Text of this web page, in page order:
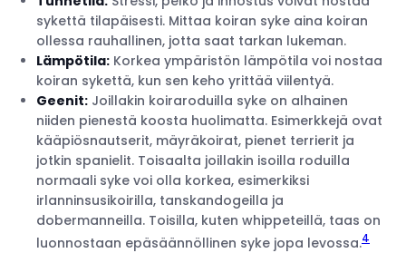
sykettä tilapäisesti. Mittaa koiran syke aina koiran
ollessa rauhallinen, jotta saat tarkan lukeman.
Lämpötila: Korkea ympäristön lämpötila voi nostaa
koiran sykettä, kun sen keho yrittää viilentyä.
Geenit: Joillakin koiraroduilla syke on alhainen
niiden pienestä koosta huolimatta. Esimerkkejä ovat
kääpiösnautserit, mäyräkoirat, pienet terrierit ja
jotkin spanielit. Toisaalta joillakin isoilla roduilla
normaali syke voi olla korkea, esimerkiksi
irlanninsusikoirilla, tanskandogeilla ja
dobermanneilla. Toisilla, kuten whippeteillä, taas on
luonnostaan epäsäännöllinen syke jopa levossa.4